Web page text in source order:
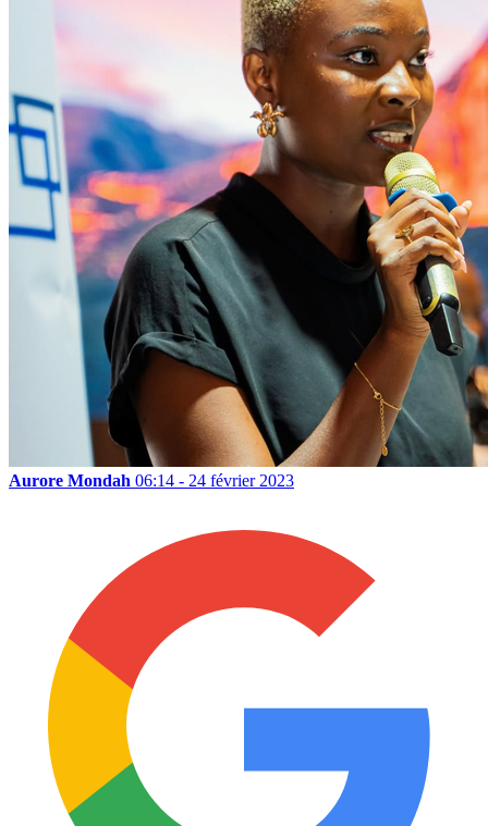
Aurore Mondah 06:14 - 24 février 2023